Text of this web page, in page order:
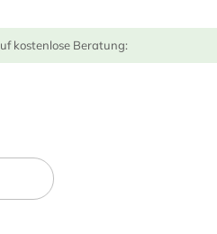
kostenlose Beratung: